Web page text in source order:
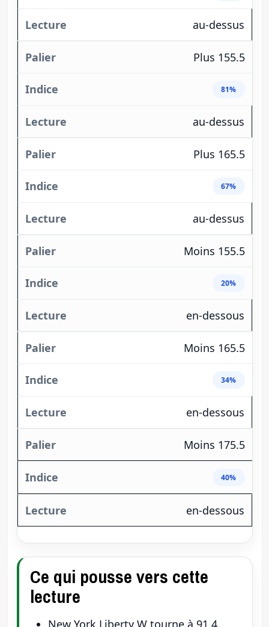
au-dessus
Plus 155.5
81%
au-dessus
Plus 165.5
67%
au-dessus
Moins 155.5
20%
en-dessous
Moins 165.5
34%
en-dessous
Moins 175.5
40%
en-dessous
Ce qui pousse vers cette
lecture
New York Liberty W tourne à 91,4